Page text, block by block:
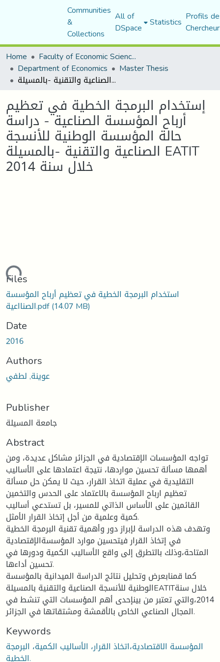
Communities
&
Collections
All of
DSpace Statistics Profils
Home
Faculty of Economic Sciences, Commerce and Management Sciences
Department of Economics Master Thesis
إستخدام البرمجة الخطية في تعظيم أرباح المؤسسة الصناعية - دراسة حالة المؤسسة الوطنية للأنسجة الصناعية والتقنية -بالمسيلة EATIT خلال سنة 2014
إستخدام البرمجة الخطية في تعظيم
أرباح المؤسسة الصناعية - دراسة
حالة المؤسسة الوطنية للأنسجة
الصناعية والتقنية -بالمسيلة EATIT
خلال سنة 2014
Files
استخدام البرمجة الخطية في تعظيم أرباح المؤسسة
الصنااعية.pdf(14.07 MB)
Date
2016
Authors
عوينة, لطفي
Publisher
جامعة المسيلة
Abstract
تواجه المؤسسات الإقتصادية في الجزائر مشاكل عديدة، ومن
أهمها مسألة تحسين مواردها، نتيجة اعتمادها على الأساليب
التقليدية في عملية اتخاذ القرار، حيث لا يمكن حل مسألة
تعظيم ارباح المؤسسة بالاعتماد على الحدس والتخمين
القائمين على الأساس الذاتي للمسير، بل تستدعي أساليب
كمية وعلمية من أجل إتخاذ القرار الأمثل.
وتهدف هذه الدراسة لإبراز دور وأهمية تقنية البرمجة الخطية
في إتخاذ القرار فيتحسين موارد المؤسسةالإقتصادية
المتاحة،وذلك بالتطرق إلى واقع الأساليب الكمية ودورها في
تحسين أداءها.
كما قمنابعرض وتحليل نتائج الدراسة الميدانية بالمؤسسة
الوطنية للأنسجة الصناعية والتقنية بالمسيلةEATITخلال سنة
2014،والتي تعتبر من بينإحدى أهم المؤسسات التي تنشط في
المجال الصناعي الخاص بالأقمشة ومشتقاتها في الجزائر.
Keywords
المؤسسة الاقتصادية،اتخاذ القرار، الأساليب الكمية، البرمجة
الخطية.